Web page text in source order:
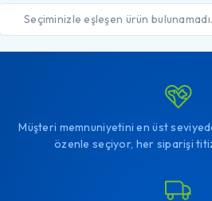
Seçiminizle eşleşen ürün bulunamadı.
Müşteri memnuniyetini en üst
özenle seçiyor, her siparişi